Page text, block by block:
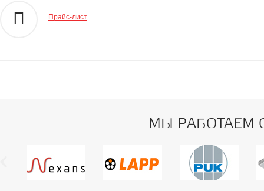
П Прайс-лист
МЫ РАБОТАЕМ